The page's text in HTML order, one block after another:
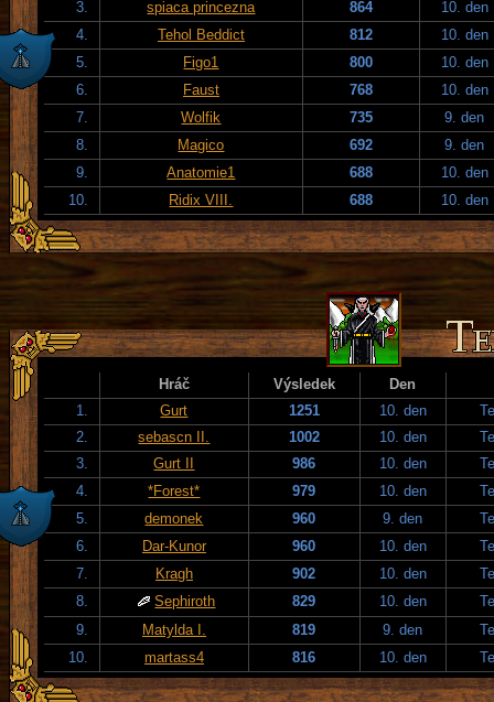
3.
spiaca princezna 864
10. den
4.
Tehol Beddict 812
10. den
5.
Figo1 800
10. den
6.
Faust 768
10. den
7.
Wolfik 735
9. den
8.
Magico 692
9. den
9.
Anatomie1 688
10. den
10.
Ridix VIII. 688 10. den
Hráč Výsledek
Den
1.
Gurt 1251 10. den
2.
sebascn II. 1002 10. den
3.
Gurt II 986 10. den
4.
*Forest* 979 10. den
5.
demonek 960 9. den
6.
Dar-Kunor 960 10. den
7.
Kragh 902 10. den
8.
Sephiroth 829 10. den
9.
Matylda I. 819 9. den
10.
martass4 816 10. den